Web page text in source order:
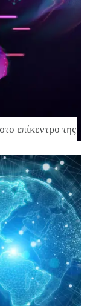
επίκεντρο της